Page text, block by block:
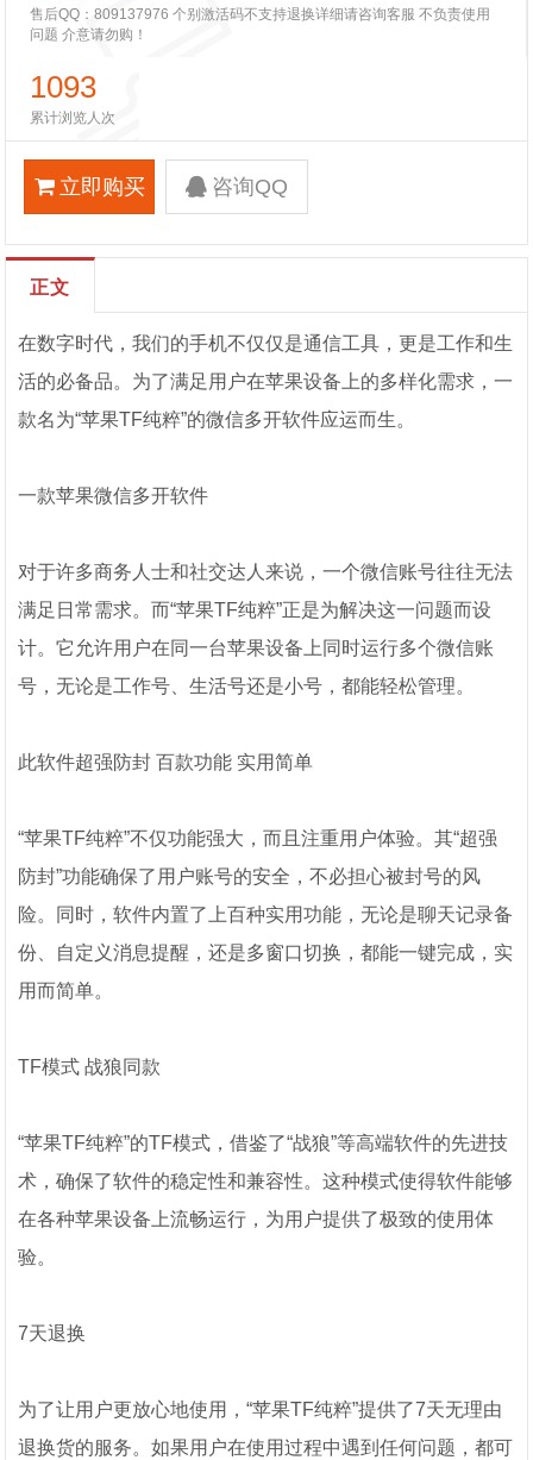
售后QQ：809137976 个别激活码不支持退换详细请咨询客服 不负责使用
问题 介意请勿购！
1093
累计浏览人次
立即购买 咨询QQ
正文
在数字时代，我们的手机不仅仅是通信工具，更是工作和生
活的必备品。为了满足用户在苹果设备上的多样化需求，一
款名为“苹果TF纯粹”的微信多开软件应运而生。
一款苹果微信多开软件
对于许多商务人士和社交达人来说，一个微信账号往往无法
满足日常需求。而“苹果TF纯粹”正是为解决这一问题而设
计。它允许用户在同一台苹果设备上同时运行多个微信账
号，无论是工作号、生活号还是小号，都能轻松管理。
此软件超强防封 百款功能 实用简单
“苹果TF纯粹”不仅功能强大，而且注重用户体验。其“超强
防封”功能确保了用户账号的安全，不必担心被封号的风
险。同时，软件内置了上百种实用功能，无论是聊天记录备
份、自定义消息提醒，还是多窗口切换，都能一键完成，实
用而简单。
TF模式 战狼同款
“苹果TF纯粹”的TF模式，借鉴了“战狼”等高端软件的先进技
术，确保了软件的稳定性和兼容性。这种模式使得软件能够
在各种苹果设备上流畅运行，为用户提供了极致的使用体
验。
7天退换
为了让用户更放心地使用，“苹果TF纯粹”提供了7天无理由
退换货的服务。如果用户在使用过程中遇到任何问题，都可